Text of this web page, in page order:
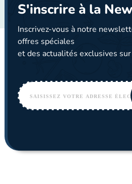
S'inscrire à la
Inscrivez-vous à notre
offres spéciales
et des actualités exclusives